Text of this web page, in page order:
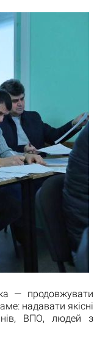
— продовжувати
надавати якісні
ВПО, людей з